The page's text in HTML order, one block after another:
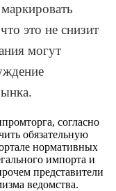
это не снизит
могут
согласно
обязательную
нормативных
импорта и
представители
ведомства.